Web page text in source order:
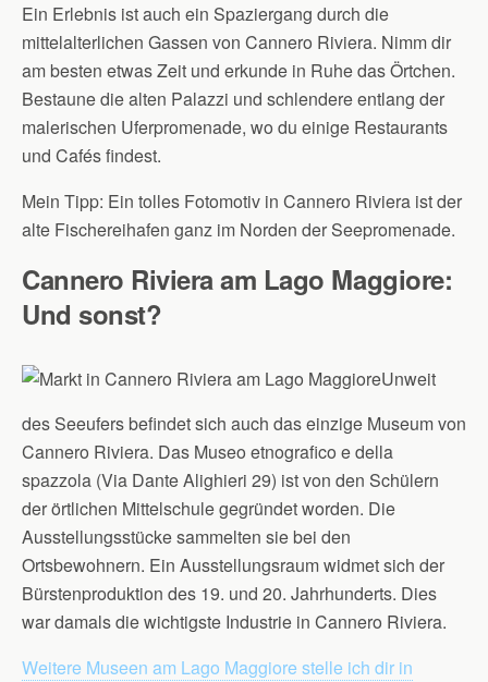
Ein Erlebnis ist auch ein Spaziergang durch die
mittelalterlichen Gassen von Cannero Riviera. Nimm dir
am besten etwas Zeit und erkunde in Ruhe das Örtchen.
Bestaune die alten Palazzi und schlendere entlang der
malerischen Uferpromenade, wo du einige Restaurants
und Cafés findest.
Mein Tipp: Ein tolles Fotomotiv in Cannero Riviera ist der
alte Fischereihafen ganz im Norden der Seepromenade.
Cannero Riviera am Lago Maggiore:
Und sonst?
Unweit
des Seeufers befindet sich auch das einzige Museum von
Cannero Riviera. Das Museo etnografico e della
spazzola (Via Dante Alighieri 29) ist von den Schülern
der örtlichen Mittelschule gegründet worden. Die
Ausstellungsstücke sammelten sie bei den
Ortsbewohnern. Ein Ausstellungsraum widmet sich der
Bürstenproduktion des 19. und 20. Jahrhunderts. Dies
war damals die wichtigste Industrie in Cannero Riviera.
Weitere Museen am Lago Maggiore stelle ich dir in